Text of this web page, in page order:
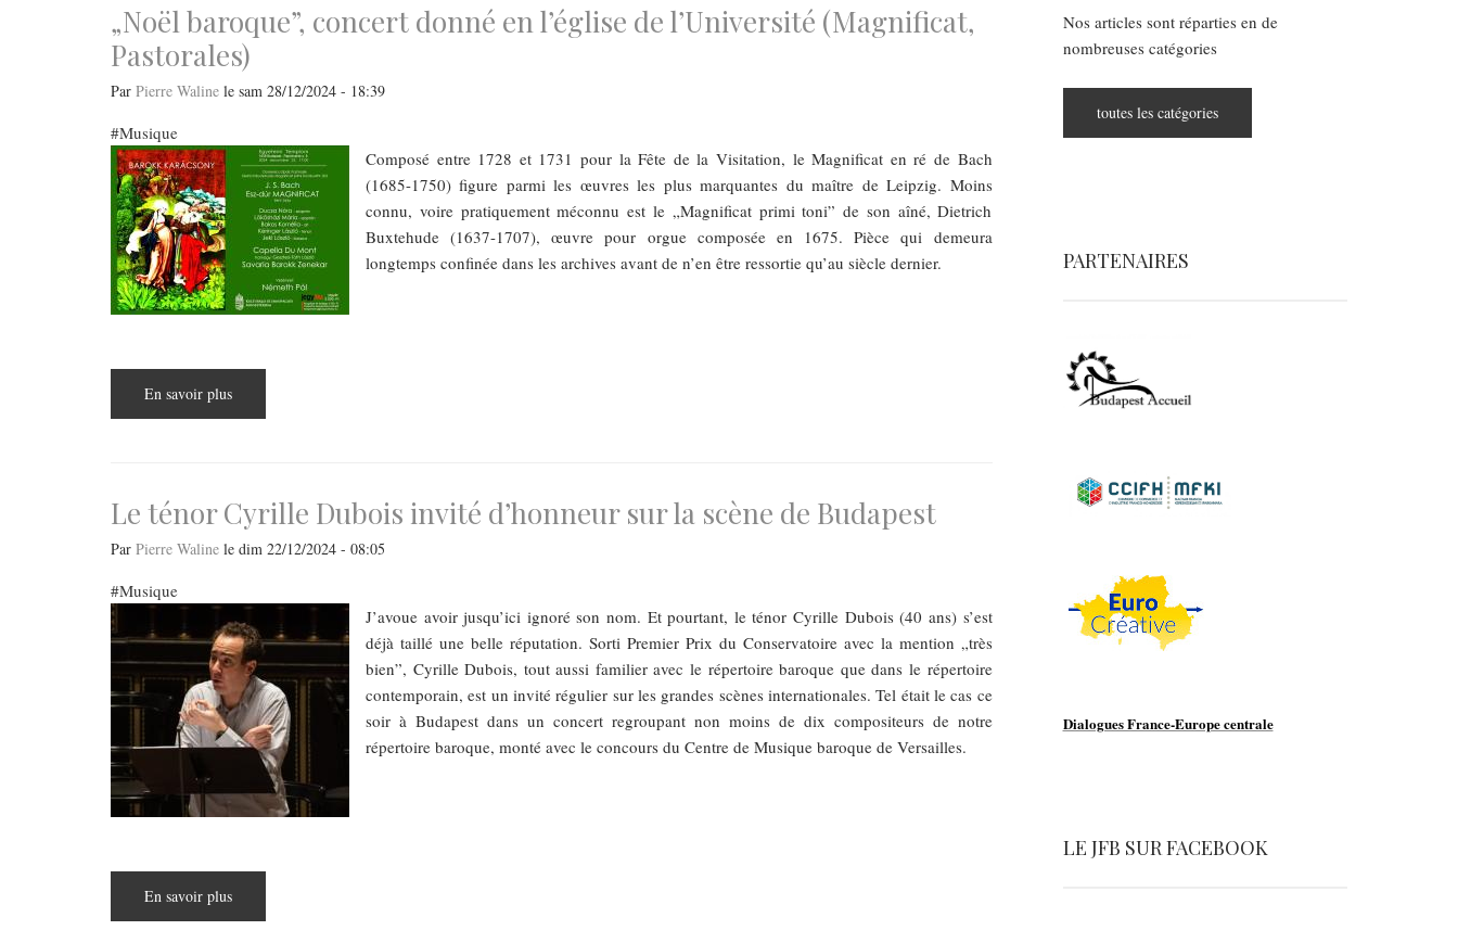
pour
célébrer
les
92
ans
du
Botvay
„Noël baroque”, concert donné en l’église de l’Université (Magnificat,
Pastorales)
Par Pierre Waline le sam 28/12/2024 - 18:39
Musique
Composé entre 1728 et 1731 pour la Fête de la Visitation, le Magnificat en ré de Bach
(1685-1750) figure parmi les œuvres les plus marquantes du maître de Leipzig. Moins
connu, voire pratiquement méconnu est le „Magnificat primi toni” de son aîné, Dietrich
Buxtehude (1637-1707), œuvre pour orgue composée en 1675. Pièce qui demeura
longtemps confinée dans les archives avant de n’en être ressortie qu’au siècle dernier.
En savoir plus
baroque”,
de
l’Université
(Magnificat,
Pastorales)
Le ténor Cyrille Dubois invité d’honneur sur la scène de Budapest
Par Pierre Waline le dim 22/12/2024 - 08:05
Musique
​​​​​​​J’avoue avoir jusqu’ici ignoré son nom. Et pourtant, le ténor Cyrille Dubois (40 ans) s’est
déjà taillé une belle réputation. Sorti Premier Prix du Conservatoire avec la mention „très
bien”, Cyrille Dubois, tout aussi familier avec le répertoire baroque que dans le répertoire
contemporain, est un invité régulier sur les grandes scènes internationales. Tel était le cas ce
soir à Budapest dans un concert regroupant non moins de dix compositeurs de notre
répertoire baroque, monté avec le concours du Centre de Musique baroque de Versailles.
En savoir plus
ténor
Nos articles sont réparties en de
nombreuses catégories
toutes les catégories
PARTENAIRES
Dialogues France-Europe centrale
LE JFB SUR FACEBOOK